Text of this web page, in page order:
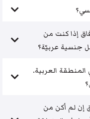
إذا كنت من
جنسية عربيّة؟
المنطقة العربية.
إن لم أكن من